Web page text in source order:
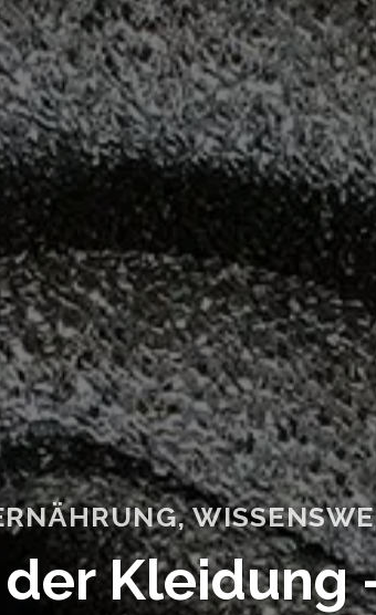
,
Kleidung